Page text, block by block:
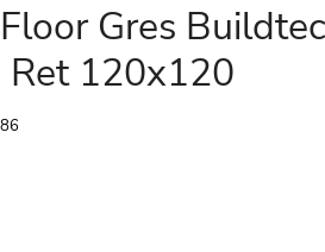
Gres
Ret 120x120